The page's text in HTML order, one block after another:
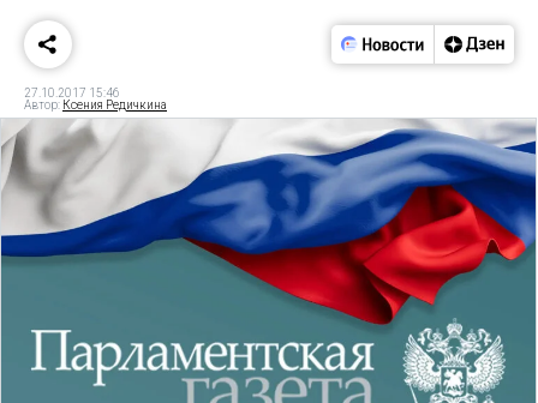
27.10.2017 15:46
Автор: Ксения Редичкина